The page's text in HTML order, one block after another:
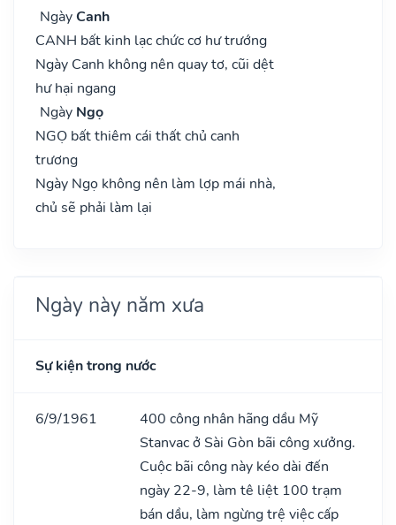
NgàyCanh
CANH bất kinh lạc chức cơ hư trướng
Ngày Canh không nên quay tơ, cũi dệt
hư hại ngang
Ngày Ngọ
NGỌ bất thiêm cái thất chủ canh
trương
Ngày Ngọ không nên làm lợp mái nhà,
chủ sẽ phải làm lại
Ngày này năm xưa
Sự kiện trong nước
6/9/1961
400 công nhân hãng dầu Mỹ
Stanvac ở Sài Gòn bãi công xưởng.
Cuộc bãi công này kéo dài đến
ngày 22-9, làm tê liệt 100 trạm
bán dầu, làm ngừng trệ việc cấp